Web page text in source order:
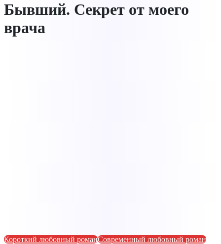
Бывший. Секрет от моего
врача
Короткий любовный романСовременный любовный роман